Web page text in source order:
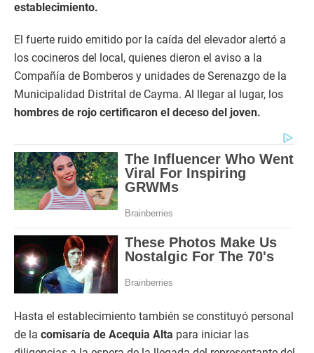
establecimiento.
El fuerte ruido emitido por la caída del elevador alertó a
los cocineros del local, quienes dieron el aviso a la
Compañía de Bomberos y unidades de Serenazgo de la
Municipalidad Distrital de Cayma. Al llegar al lugar, los
hombres de rojo certificaron el deceso del joven.
Hasta el establecimiento también se constituyó personal
de la comisaría de Acequia Alta para iniciar las